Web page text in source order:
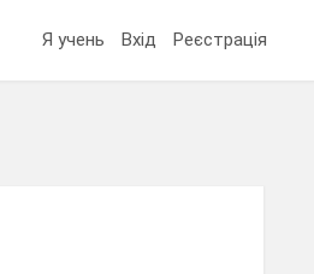
Я учень Вхід Реєстрація